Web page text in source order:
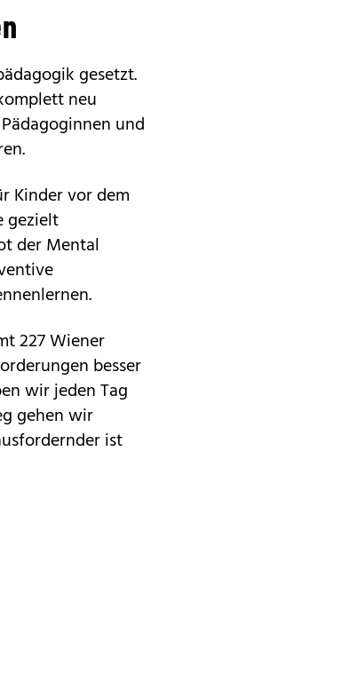
gesetzt.
neu
und
Kinder vor dem
gezielt
der Mental
227 Wiener
besser
wir jeden Tag
gehen wir
ist